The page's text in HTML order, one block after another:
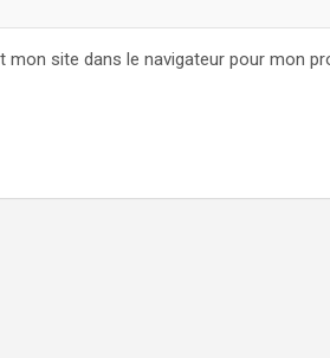
site dans le navigateur pour mon